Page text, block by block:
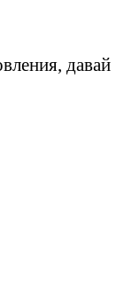
давай